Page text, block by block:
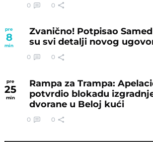
0 0
pre
8
min
Zvanično! Potpisao
su svi detalji novog
0 0
pre
25
min
Rampa za Trampa:
potvrdio blokadu
dvorane u Beloj kući
0 0